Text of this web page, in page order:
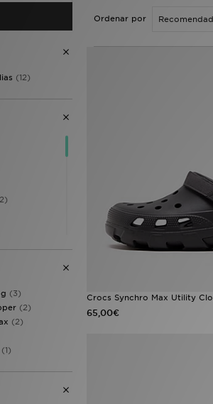
(12)
(3)
(2)
(2)
(1)
Ordenar por
Crocs Synchro Max Utility
65,00€